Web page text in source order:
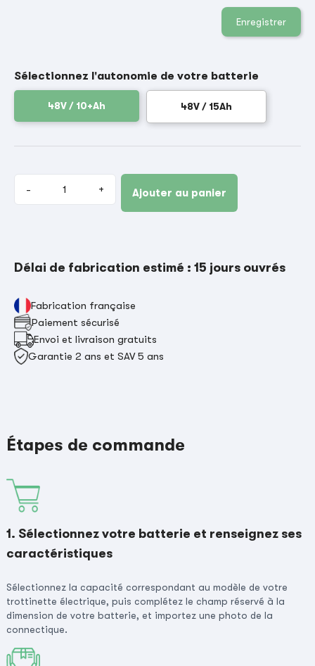
Enregistrer
Sélectionnez l'autonomie de votre batterie
48V / 10+Ah 48V / 15Ah
- + Ajouter au panier
Délai de fabrication estimé : 15 jours ouvrés
Fabrication française
Paiement sécurisé
Envoi et livraison gratuits
Garantie 2 ans et SAV 5 ans
Étapes de commande
1. Sélectionnez votre batterie et renseignez ses
caractéristiques
Sélectionnez la capacité correspondant au modèle de votre
trottinette électrique, puis complétez le champ réservé à la
dimension de votre batterie, et importez une photo de la
connectique.